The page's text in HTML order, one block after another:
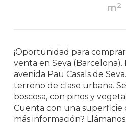
m2
¡Oportunidad para
venta en Seva
avenida Pau Casals de
terreno de clase urbana.
boscosa, con pinos y
Cuenta con una superficie
más información?